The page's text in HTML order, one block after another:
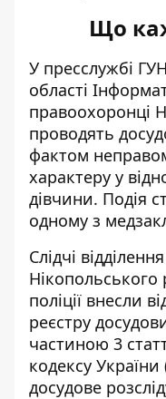
Що
У пресслужбі
області
правоохоронці
проводять
фактом
характеру у
дівчини. Подія
одному з
Слідчі
Нікопольського
поліції внесли
реєстру
частиною 3
кодексу України
досудове